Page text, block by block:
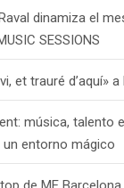
dinamiza el
SESSIONS
et trauré d’aquí»
música, talento
un entorno mágico